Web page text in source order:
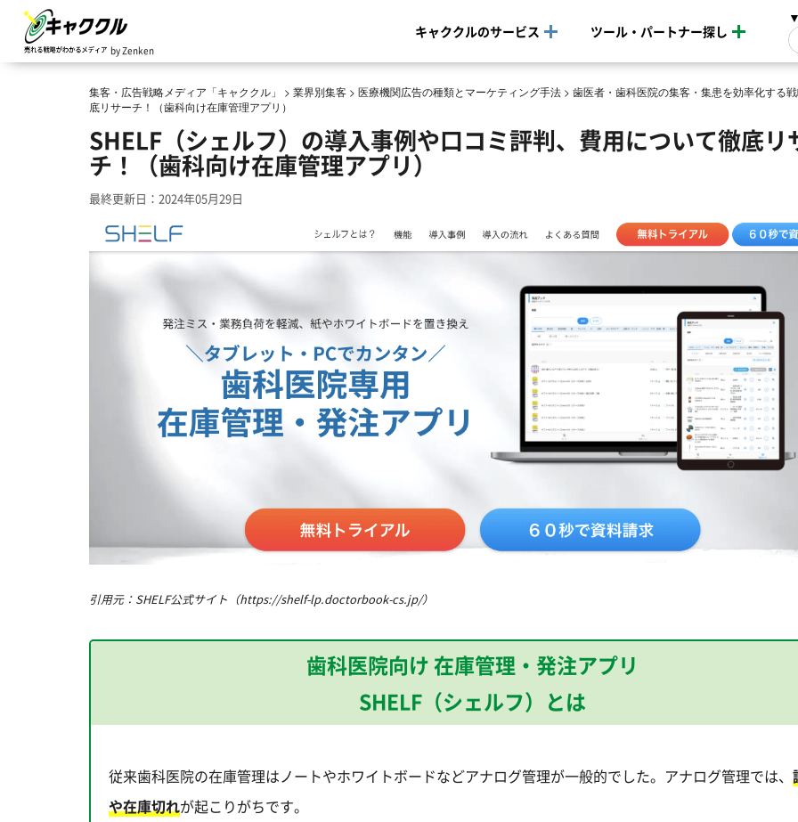
by Zenken
キャククルのサービス ツール・パートナー探し
集客・広告戦略メディア「キャククル」 > 業界別集客 > 医療機関広告の種類とマーケティング手法 > 歯医者・歯科医院の集客・集患を効率化する
底リサーチ！（歯科向け在庫管理アプリ）
SHELF（シェルフ）の導入事例や口コミ評判、費用について徹底リ
チ！（歯科向け在庫管理アプリ）
最終更新日：2024年05月29日
引用元：SHELF公式サイト（https://shelf-lp.doctorbook-cs.jp/）
歯科医院向け 在庫管理・発注アプリ
SHELF（シェルフ）とは
従来歯科医院の在庫管理はノートやホワイトボードなどアナログ管理が一般的でした。アナログ管理では、
や在庫切れが起こりがちです。